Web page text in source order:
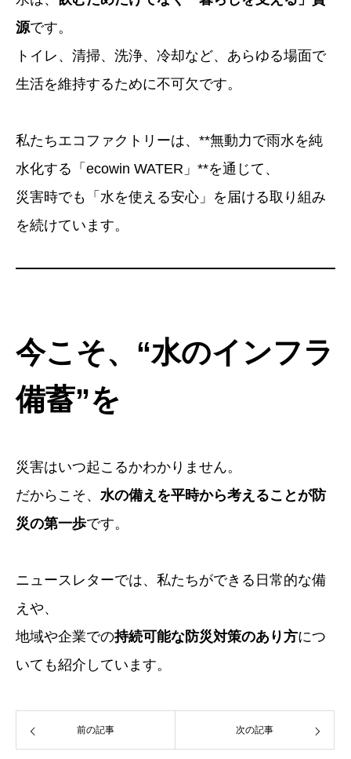
源です。
トイレ、清掃、洗浄、冷却など、あらゆる場面で
生活を維持するために不可欠です。
私たちエコファクトリーは、**無動力で雨水を純
水化する「ecowin WATER」**を通じて、
災害時でも「水を使える安心」を届ける取り組み
を続けています。
今こそ、“水のインフラ
備蓄”を
災害はいつ起こるかわかりません。
だからこそ、 水の備えを平時から考えることが防
災の第一歩です。
ニュースレターでは、私たちができる日常的な備
えや、
地域や企業での持続可能な防災対策のあり方につ
いても紹介しています。
前の記事 次の記事